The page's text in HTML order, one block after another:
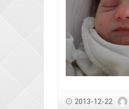
2013-12-22